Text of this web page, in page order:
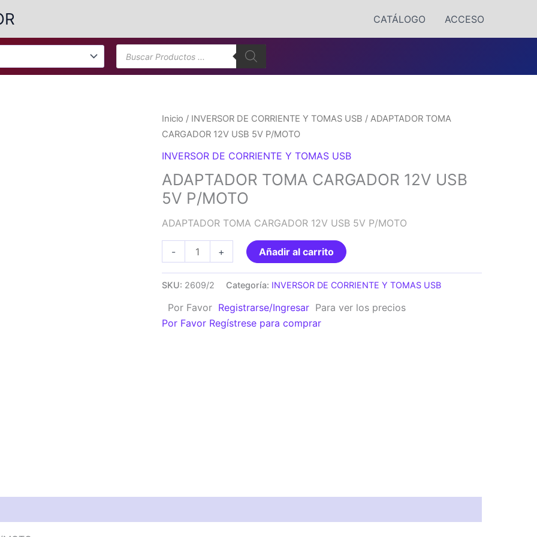
CATÁLOGO ACCESO
Búsqueda
de
productos
Inicio / INVERSOR DE CORRIENTE Y TOMAS USB / ADAPTADOR TOMA
CARGADOR 12V USB 5V P/MOTO
INVERSOR DE CORRIENTE Y TOMAS USB
ADAPTADOR TOMA CARGADOR 12V USB
5V P/MOTO
ADAPTADOR TOMA CARGADOR 12V USB 5V P/MOTO
-
ADAPTADOR
TOMA
USB
5V
+ Añadir al carrito
SKU: 2609/2 Categoría: INVERSOR DE CORRIENTE Y TOMAS USB
Por Favor Registrarse/Ingresar Para ver los precios
Por Favor Regístrese para comprar